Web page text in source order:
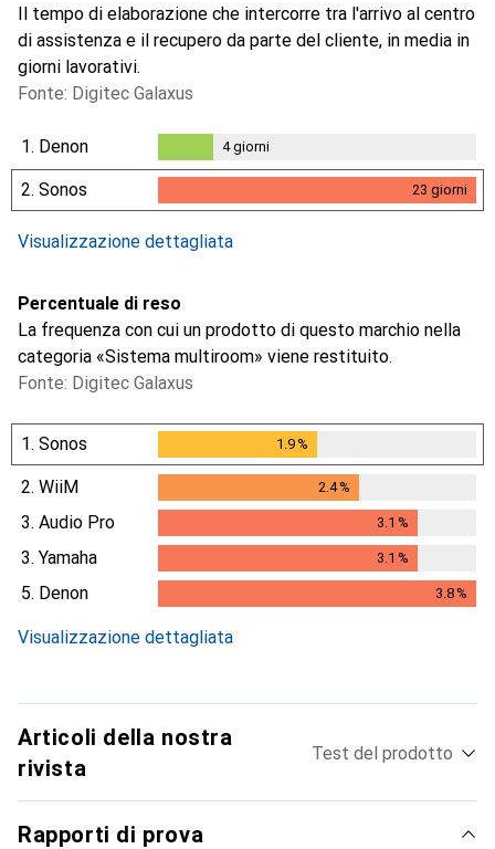
Il tempo di elaborazione che intercorre tra l'arrivo al centro
di assistenza e il recupero da parte del cliente, in media in
giorni lavorativi.
Fonte: Digitec Galaxus
1. Denon
4giorni
4giorni
2. Sonos 23 giorni
23giorni iii
Visualizzazione dettagliata
Percentuale di reso
La frequenza con cui un prodotto di questo marchio nella
categoria «Sistema multiroom» viene restituito.
Fonte: Digitec Galaxus
1. Sonos 1.9%
2. WiiM 2.4%
3. Audio Pro 3.1 %
3. Yamaha 3.1 %
5. Denon 3.8%
Visualizzazione dettagliata
Articoli della nostra
rivista
Test del prodotto
Rapporti di prova